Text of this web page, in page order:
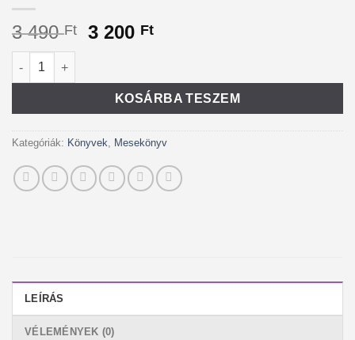
3 490Ft
Original
3
490 Ft.
3 200 FtCurrent
3
200 Ft.
Kis varázslók kézikönyve 2. - Kavicsvarázs: győzd le a
KOSÁRBA TESZEM
Alternative:
Kategóriák: Könyvek Mesekönyv
LEÍRÁS
VÉLEMÉNYEK (0)